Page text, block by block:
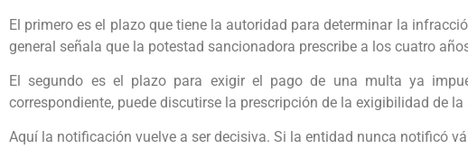
El primero es el plazo que tiene la autoridad para determinar la
general señala que la potestad sancionadora prescribe a los cuatro
El segundo es el plazo para exigir el pago de una multa ya
correspondiente, puede discutirse la prescripción de la exigibilidad de la
Aquí la notificación vuelve a ser decisiva. Si la entidad nunca notificó